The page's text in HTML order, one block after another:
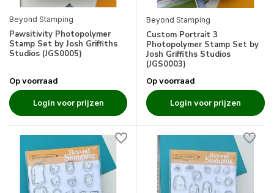
Beyond Stamping
Pawsitivity Photopolymer
Stamp Set by Josh Griffiths
Studios (JGS0005)
Op voorraad
Login voor prijzen
Beyond Stamping
Custom Portrait 3
Photopolymer Stamp Set by
Josh Griffiths Studios
(JGS0003)
Op voorraad
Login voor prijzen